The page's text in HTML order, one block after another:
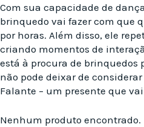
Com sua capacidade de
brinquedo vai fazer com que
por horas. Além disso, ele
criando momentos de
está à procura de brinquedos
não pode deixar de
Falante – um presente que
Nenhum produto encontrado.